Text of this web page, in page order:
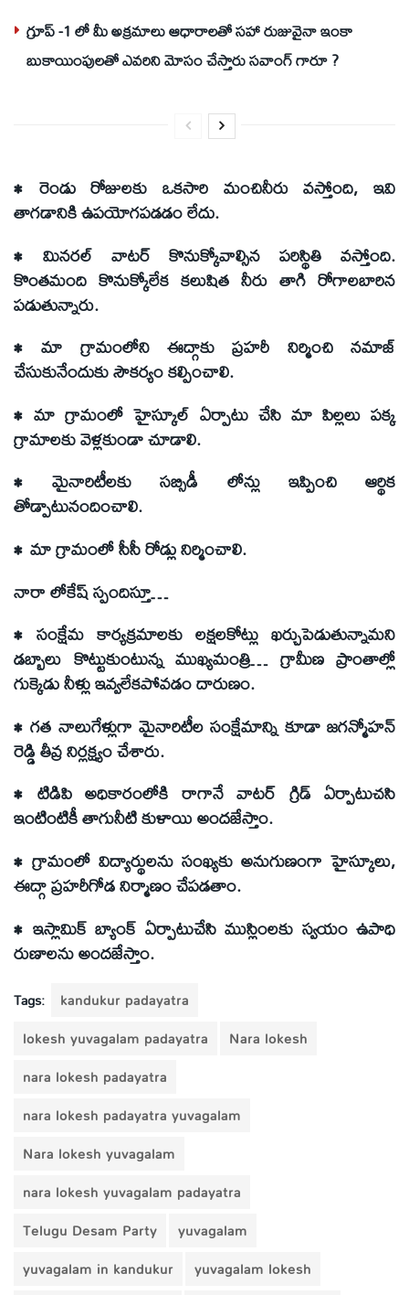
గ్రూప్ -1 లో మీ అక్రమాలు ఆధారాలతో సహా రుజువైనా ఇంకా
బుకాయింపులతో ఎవరిని మోసం చేస్తారు సవాంగ్ గారూ ?
• రెండు రోజులకు ఒకసారి మంచినీరు వస్తోంది, ఇవి
తాగడానికి ఉపయోగపడడం లేదు.
• మినరల్ వాటర్ కొనుక్కోవాల్సిన పరిస్థితి వస్తోంది.
కొంతమంది కొనుక్కోలేక కలుషిత నీరు తాగి రోగాలబారిన
పడుతున్నారు.
• మా గ్రామంలోని ఈద్గాకు ప్రహరీ నిర్మించి నమాజ్
చేసుకునేందుకు సౌకర్యం కల్పించాలి.
• మా గ్రామంలో హైస్కూల్ ఏర్పాటు చేసి మా పిల్లలు పక్క
గ్రామాలకు వెళ్లకుండా చూడాలి.
• మైనారిటీలకు సబ్సిడీ లోన్లు ఇప్పించి ఆర్థిక
తోడ్పాటునందించాలి.
• మా గ్రామంలో సీసీ రోడ్లు నిర్మించాలి.
నారా లోకేష్ స్పందిస్తూ…
• సంక్షేమ కార్యక్రమాలకు లక్షలకోట్లు ఖర్చుపెడుతున్నామని
డబ్బాలు కొట్టుకుంటున్న ముఖ్యమంత్రి… గ్రామీణ ప్రాంతాల్లో
గుక్కెడు నీళ్లు ఇవ్వలేకపోవడం దారుణం.
• గత నాలుగేళ్లుగా మైనారిటీల సంక్షేమాన్ని కూడా జగన్మోహన్
రెడ్డి తీవ్ర నిర్లక్ష్యం చేశారు.
• టిడిపి అధికారంలోకి రాగానే వాటర్ గ్రిడ్ ఏర్పాటుచసి
ఇంటింటికీ తాగునీటి కుళాయి అందజేస్తాం.
• గ్రామంలో విద్యార్థులను సంఖ్యకు అనుగుణంగా హైస్కూలు,
ఈద్గా ప్రహరీగోడ నిర్మాణం చేపడతాం.
• ఇస్లామిక్ బ్యాంక్ ఏర్పాటుచేసి ముస్లింలకు స్వయం ఉపాధి
రుణాలను అందజేస్తాం.
Tags:
kandukur padayatra
lokesh yuvagalam padayatra
Nara lokesh
nara lokesh padayatra
nara lokesh padayatra yuvagalam
Nara lokesh yuvagalam
nara lokesh yuvagalam padayatra
Telugu Desam Party
yuvagalam
yuvagalam in kandukur
yuvagalam lokesh